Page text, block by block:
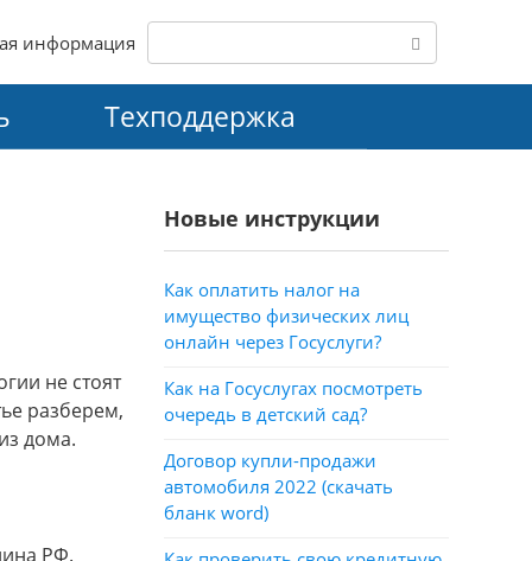
информация
Техподдержка
не стоят
разберем,
дома.
РФ.
Новые инструкции
Как оплатить налог на
имущество физических лиц
онлайн через Госуслуги?
Как на Госуслугах посмотреть
очередь в детский сад?
Договор купли-продажи
автомобиля 2022 (скачать
бланк word)